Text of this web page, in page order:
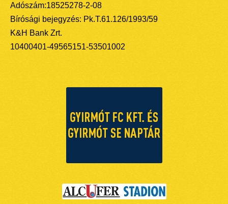
Adószám:18525278-2-08
Bírósági bejegyzés: Pk.T.61.126/1993/59
K&H Bank Zrt.
10400401-49565151-53501002